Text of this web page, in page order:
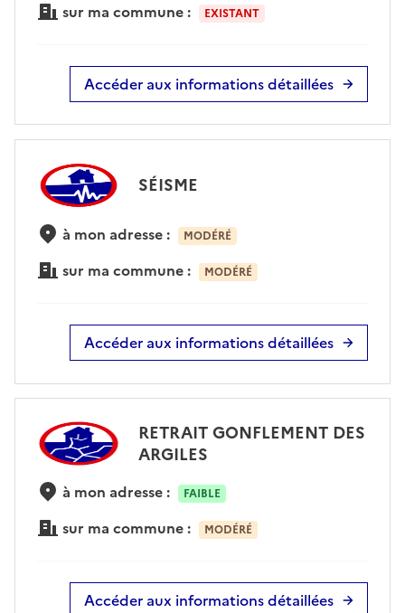
sur ma commune : EXISTANT
Accéder aux informations détaillées
SÉISME
à mon adresse : MODÉRÉ
sur ma commune : MODÉRÉ
Accéder aux informations détaillées
RETRAIT GONFLEMENT DES
ARGILES
à mon adresse : FAIBLE
sur ma commune : MODÉRÉ
Accéder aux informations détaillées